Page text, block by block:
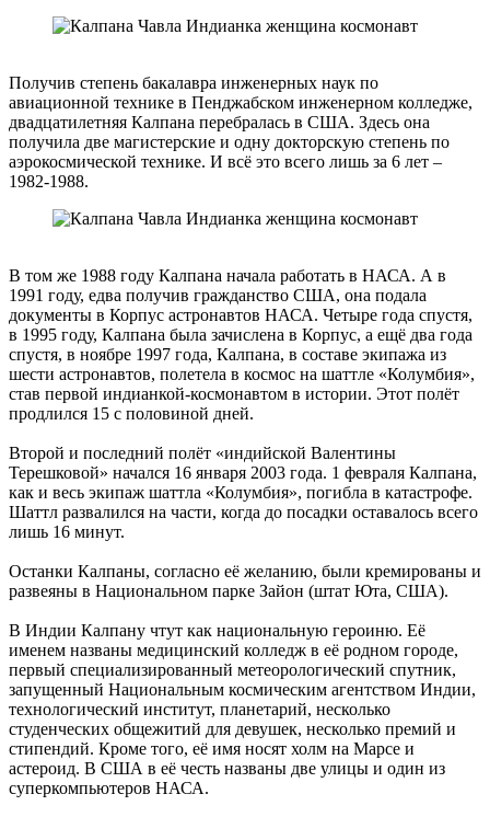
Получив степень бакалавра инженерных наук по
авиационной технике в Пенджабском инженерном колледже,
двадцатилетняя Калпана перебралась в США. Здесь она
получила две магистерские и одну докторскую степень по
аэрокосмической технике. И всё это всего лишь за 6 лет –
1982-1988.
В том же 1988 году Калпана начала работать в НАСА. А в
1991 году, едва получив гражданство США, она подала
документы в Корпус астронавтов НАСА. Четыре года спустя,
в 1995 году, Калпана была зачислена в Корпус, а ещё два года
спустя, в ноябре 1997 года, Калпана, в составе экипажа из
шести астронавтов, полетела в космос на шаттле «Колумбия»,
став первой индианкой-космонавтом в истории. Этот полёт
продлился 15 с половиной дней.
Второй и последний полёт «индийской Валентины
Терешковой» начался 16 января 2003 года. 1 февраля Калпана,
как и весь экипаж шаттла «Колумбия», погибла в катастрофе.
Шаттл развалился на части, когда до посадки оставалось всего
лишь 16 минут.
Останки Калпаны, согласно её желанию, были кремированы и
развеяны в Национальном парке Зайон (штат Юта, США).
В Индии Калпану чтут как национальную героиню. Её
именем названы медицинский колледж в её родном городе,
первый специализированный метеорологический спутник,
запущенный Национальным космическим агентством Индии,
технологический институт, планетарий, несколько
студенческих общежитий для девушек, несколько премий и
стипендий. Кроме того, её имя носят холм на Марсе и
астероид. В США в её честь названы две улицы и один из
суперкомпьютеров НАСА.